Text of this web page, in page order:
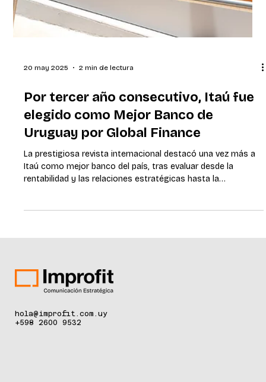
20 may 2025 2 min de lectura
Por tercer año consecutivo, Itaú fue
elegido como Mejor Banco de
Uruguay por Global Finance
Itaú como mejor banco del país, tras evaluar desde la
innovación en productos de los bancos. Montevideo, mayo
año consecutivo a Itaú como Mejor Banco de Uruguay, un
reconocimiento que destaca la solidez financiera, la